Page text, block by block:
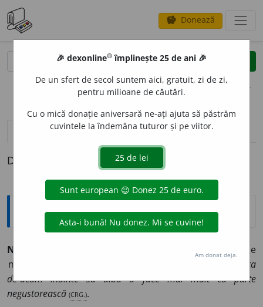
savings Donează
clear
opțiuni
definiții (1) pronunțievolume_up (3)
Definiția cu ID-ul 1362455:
Explicative DEX
NEGUSTOR
De
negustor
s’a hotărît ca
de-acum înainte să aibă a face mai mult cu parte
negustorească(CRG.).
🎉 dexonline® împlinește 25 de ani 🎉
De un sfert de secol suntem aici, gratuit, zi de zi,
pentru milioane de căutări.
Cu o mică donație aniversară ne-ați ajuta să păstrăm
cuvintele la îndemâna tuturor și pe viitor.
Am donat deja.